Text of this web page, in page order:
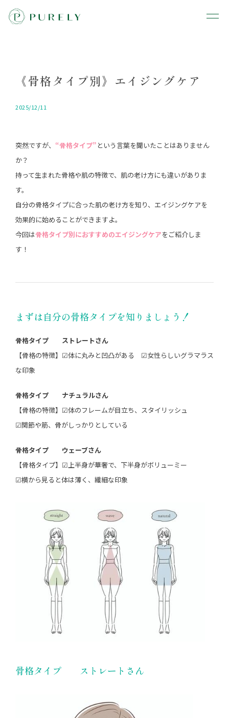
《骨格タイプ別》エイジングケア
2025/12/11
突然ですが、 “骨格タイプ” という言葉を聞いたことはありません
か？
持って生まれた骨格や肌の特徴で、肌の老け方にも違いがありま
す。
自分の骨格タイプに合った肌の老け方を知り、エイジングケアを
効果的に始めることができますよ。
今回は骨格タイプ別におすすめのエイジングケアをご紹介しま
す！
まずは自分の骨格タイプを知りましょう！
骨格タイプ ストレートさん
【骨格の特徴】☑︎体に丸みと凹凸がある ☑︎女性らしいグラマラス
な印象
骨格タイプ ナチュラルさん
【骨格の特徴】☑︎体のフレームが目立ち、スタイリッシュ
☑︎関節や筋、骨がしっかりとしている
骨格タイプ ウェーブさん
【骨格タイプ】☑︎上半身が華奢で、下半身がボリューミー
☑︎横から見ると体は薄く、繊細な印象
骨格タイプ ストレートさん